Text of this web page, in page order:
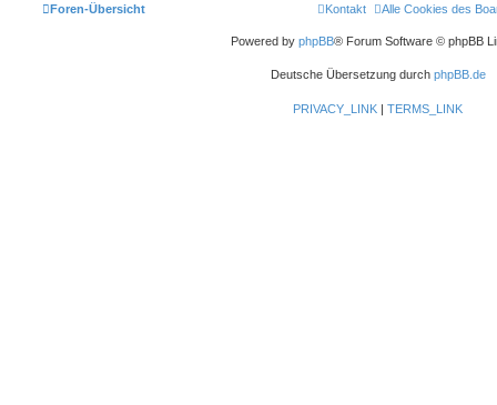
Foren-Übersicht Alle Cookies des
Kontakt
Powered by phpBB® Forum Software © phpBB
Deutsche Übersetzung durch phpBB.de
PRIVACY_LINK | TERMS_LINK